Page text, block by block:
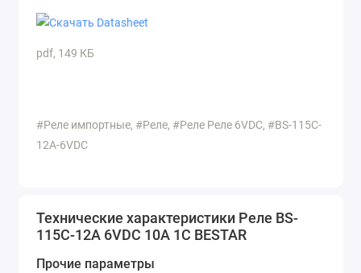
pdf, 149 КБ
#Реле импортные, #Реле, #Реле Реле 6VDC, #BS-115C-
12A-6VDC
Технические характеристики Реле BS-
115C-12A 6VDC 10A 1C BESTAR
Прочие параметры